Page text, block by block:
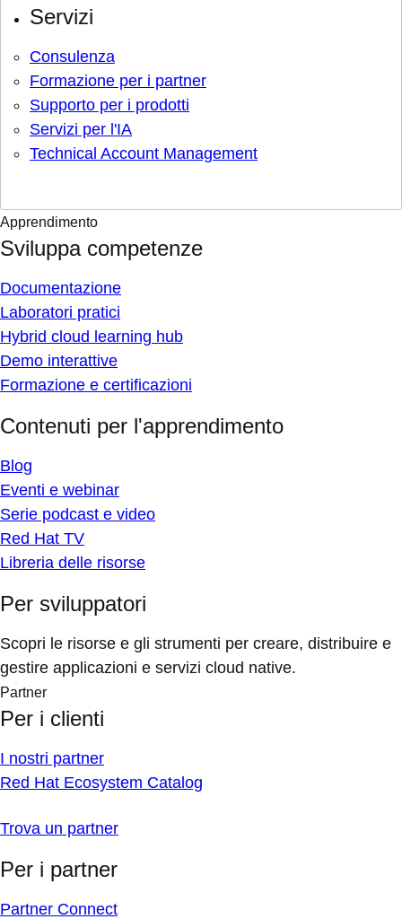
Servizi
Consulenza
Formazione per i partner
Supporto per i prodotti
Servizi per l'IA
Technical Account Management
Apprendimento
Sviluppa competenze
Documentazione
Laboratori pratici
Hybrid cloud learning hub
Demo interattive
Formazione e certificazioni
Contenuti per l'apprendimento
Blog
Eventi e webinar
Serie podcast e video
Red Hat TV
Libreria delle risorse
Per sviluppatori
Scopri le risorse e gli strumenti per creare, distribuire e
gestire applicazioni e servizi cloud native.
Partner
Per i clienti
I nostri partner
Red Hat Ecosystem Catalog
Trova un partner
Per i partner
Partner Connect